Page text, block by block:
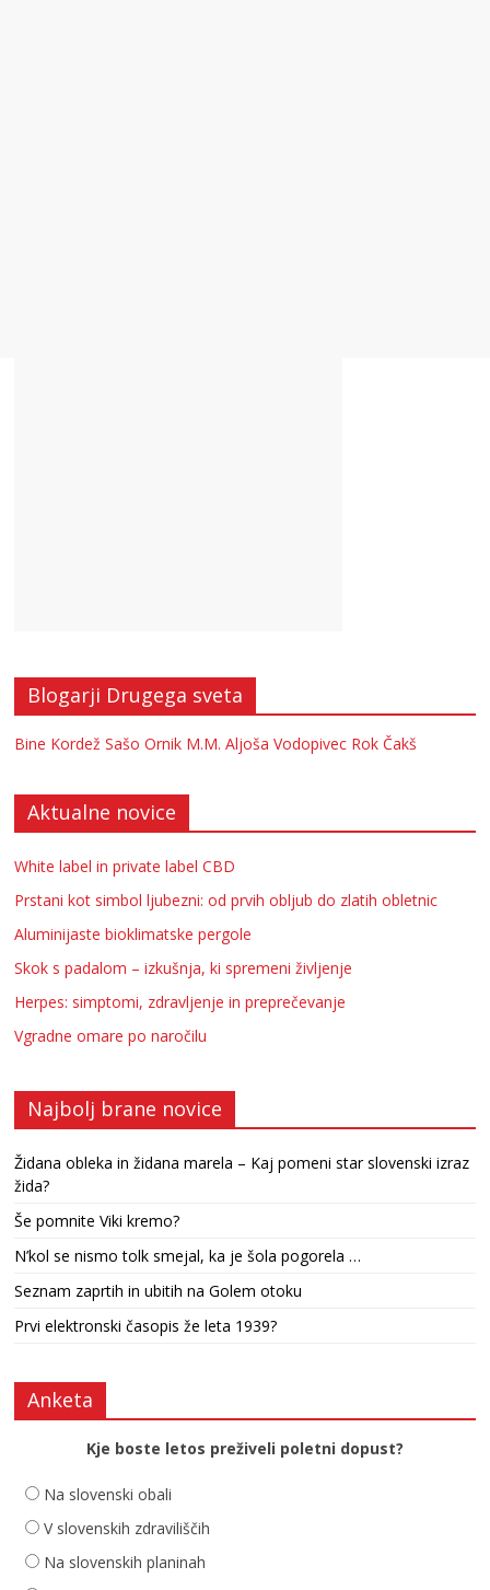
Blogarji Drugega sveta
Bine Kordež Sašo Ornik M.M. Aljoša Vodopivec Rok Čakš
Aktualne novice
White label in private label CBD
Prstani kot simbol ljubezni: od prvih obljub do zlatih obletnic
Aluminijaste bioklimatske pergole
Skok s padalom – izkušnja, ki spremeni življenje
Herpes: simptomi, zdravljenje in preprečevanje
Vgradne omare po naročilu
Najbolj brane novice
Židana obleka in židana marela – Kaj pomeni star slovenski izraz
žida?
Še pomnite Viki kremo?
N’kol se nismo tolk smejal, ka je šola pogorela …
Seznam zaprtih in ubitih na Golem otoku
Prvi elektronski časopis že leta 1939?
Anketa
Kje boste letos preživeli poletni dopust?
Na slovenski obali
V slovenskih zdraviliščih
Na slovenskih planinah